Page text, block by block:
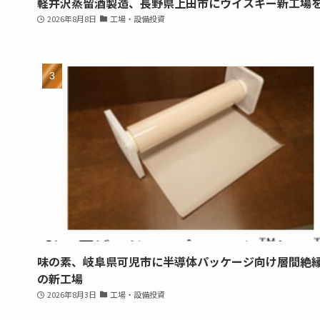
2026年8月8日 工場・設備投資
味の素、岐阜県可児市に半導体パッケージ向け層間絶
の新工場
2026年8月3日 工場・設備投資